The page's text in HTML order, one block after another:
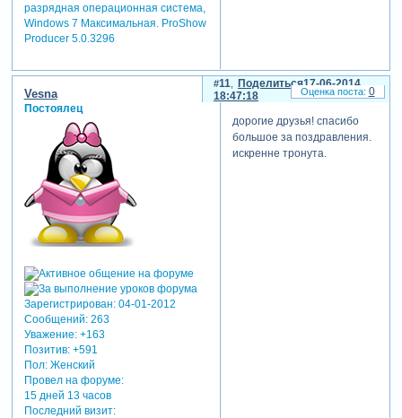
разрядная операционная система,
Windows 7 Максимальная. ProShow
Producer 5.0.3296
Поделиться
11
17-06-2014
18:47:18
Vesna
Постоялец
Зарегистрирован: 04-01-2012
Сообщений:263
Уважение: +163
Позитив: +591
Пол:Женский
Провел на форуме:
15 дней 13 часов
Последний визит:
дорогие друзья! спасибо
большое за поздравления.
искренне тронута.
0